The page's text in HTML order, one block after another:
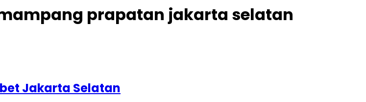
prapatan jakarta selatan
Jakarta Selatan